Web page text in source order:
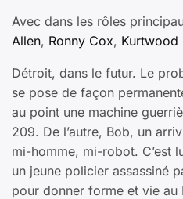
Avec dans les rôles
Allen, Ronny Cox, Kurtwood
Détroit, dans le futur. Le
se pose de façon
au point une machine
209. De l’autre, Bob, un
mi-homme, mi-robot. C’est
un jeune policier assassiné
pour donner forme et vie